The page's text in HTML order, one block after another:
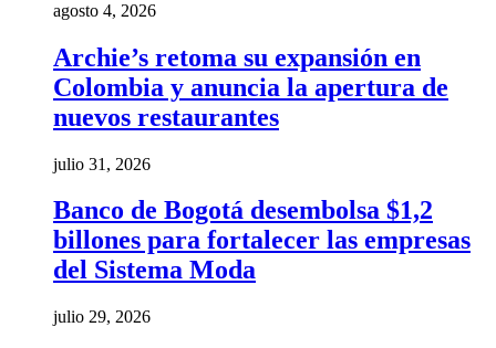
agosto 4, 2026
Archie’s retoma su expansión en
Colombia y anuncia la apertura de
nuevos restaurantes
julio 31, 2026
Banco de Bogotá desembolsa $1,2
billones para fortalecer las empresas
del Sistema Moda
julio 29, 2026